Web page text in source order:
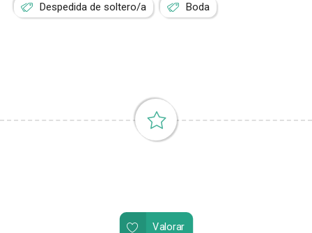
Despedida de soltero/a Boda
Valorar